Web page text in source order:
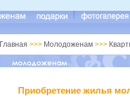
Главная >>> Молодоженам >>>
Приобретение жилья